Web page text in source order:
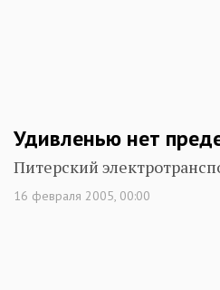
Удивленью нет
Питерский
16 февраля 2005, 00:00